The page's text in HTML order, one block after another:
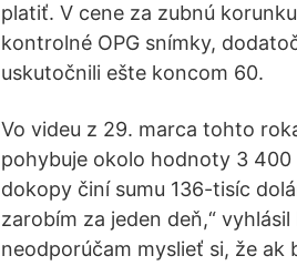
platiť. V cene za zubnú
kontrolné OPG snímky,
uskutočnili ešte koncom 60.
Vo videu z 29. marca tohto
pohybuje okolo hodnoty 3
dokopy činí sumu 136-tisíc
zarobím za jeden deň,“
neodporúčam myslieť si, že